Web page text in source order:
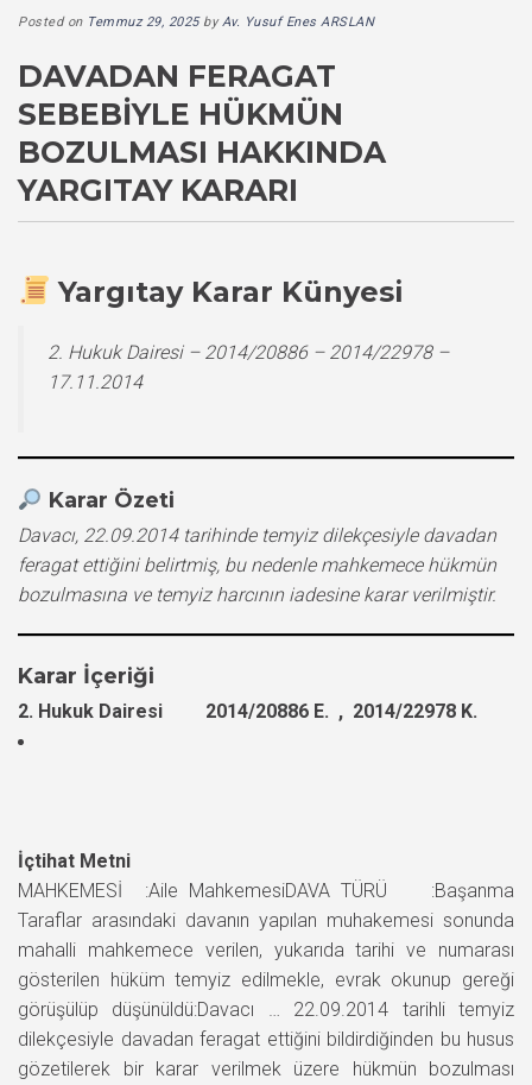
Posted on Temmuz 29, 2025byAv. Yusuf Enes ARSLAN
DAVADAN FERAGAT
SEBEBIYLE HÜKMÜN
BOZULMASI HAKKINDA
YARGITAY KARARI
Yargıtay Karar Künyesi
2. Hukuk Dairesi – 2014/20886 – 2014/22978 –
17.11.2014
Karar Özeti
Davacı, 22.09.2014 tarihinde temyiz dilekçesiyle davadan
feragat ettiğini belirtmiş, bu nedenle mahkemece hükmün
bozulmasına ve temyiz harcının iadesine karar verilmiştir.
Karar İçeriği
2. Hukuk Dairesi 2014/20886 E. , 2014/22978 K.
İçtihat Metni
MAHKEMESİ :Aile MahkemesiDAVA TÜRÜ :Başanma
Taraflar arasındaki davanın yapılan muhakemesi sonunda
mahalli mahkemece verilen, yukarıda tarihi ve numarası
gösterilen hüküm temyiz edilmekle, evrak okunup gereği
görüşülüp düşünüldü:Davacı … 22.09.2014 tarihli temyiz
dilekçesiyle davadan feragat ettiğini bildirdiğinden bu husus
gözetilerek bir karar verilmek üzere hükmün bozulması